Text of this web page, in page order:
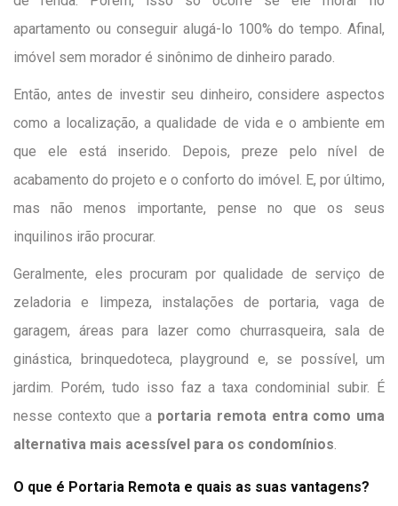
apartamento ou conseguir alugá-lo 100% do tempo. Afinal,
imóvel sem morador é sinônimo de dinheiro parado.
Então, antes de investir seu dinheiro, considere aspectos
como a localização, a qualidade de vida e o ambiente em
que ele está inserido. Depois, preze pelo nível de
acabamento do projeto e o conforto do imóvel. E, por último,
mas não menos importante, pense no que os seus
inquilinos irão procurar.
Geralmente, eles procuram por qualidade de serviço de
zeladoria e limpeza, instalações de portaria, vaga de
garagem, áreas para lazer como churrasqueira, sala de
ginástica, brinquedoteca, playground e, se possível, um
jardim. Porém, tudo isso faz a taxa condominial subir. É
nesse contexto que a portaria remota entra como uma
alternativa mais acessível para os condomínios
O que é Portaria Remota e quais as suas vantagens?